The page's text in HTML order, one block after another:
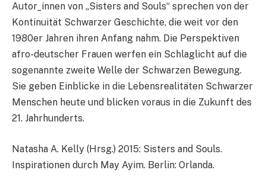
Autor_innen von „Sisters and Souls“ sprechen von der
Kontinuität Schwarzer Geschichte, die weit vor den
1980er Jahren ihren Anfang nahm. Die Perspektiven
afro-deutscher Frauen werfen ein Schlaglicht auf die
sogenannte zweite Welle der Schwarzen Bewegung.
Sie geben Einblicke in die Lebensrealitäten Schwarzer
Menschen heute und blicken voraus in die Zukunft des
21. Jahrhunderts.
Natasha A. Kelly (Hrsg.) 2015: Sisters and Souls.
Inspirationen durch May Ayim. Berlin: Orlanda.